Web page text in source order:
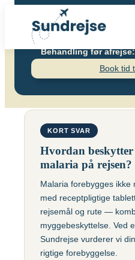
Forside
Vacciner
Vacciner
Centraleuropæisk
Hjernebetændelse
(TBE)
Chikungunyavaccine
(Ixchiq)
Denguefeber
Destinationer
Find over 240 destinationer!
Populære
Brasilien
Cambodja
Priser
Kontakt
Book vaccination
Malaria
Pris pr. dosis:
Pris pr. dosis – Barn:
Antal doser:
Behandling før afrejse:
Book tid
KORT SVAR
Hvordan
malaria på rejsen?
Malaria forebygges ikke
med receptpligtige
rejsemål og rute —
myggebeskyttelse. Ved
Sundrejse vurderer vi
rigtige forebyggelse.